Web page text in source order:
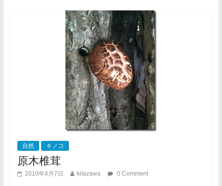
自然 キノコ
原木椎茸
2010年4月7日 kitazawa 0 Comment